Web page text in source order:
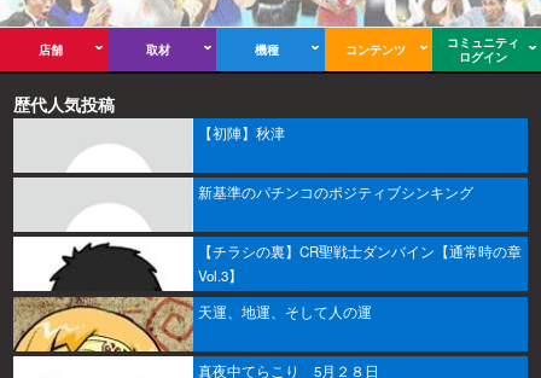
店舗 取材 機種 コンテンツ
コミュニティ
ログイン
歴代人気投稿
【初陣】秋津
新基準のパチンコのポジティブシンキング
【チラシの裏】CR聖戦士ダンバイン【通常時の章
Vol.3】
天運、地運、そして人の運
真夜中てらこり 5月２８日